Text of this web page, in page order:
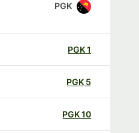
PGK
PGK
PGK
PGK